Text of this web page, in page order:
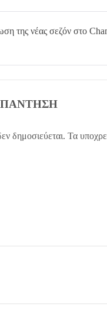
της νέας σεζόν στο
δημοσιεύεται. Τα